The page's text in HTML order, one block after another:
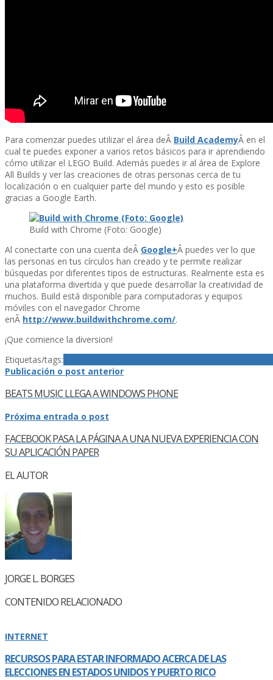
Para comenzar puedes utilizar el área deÂ Build AcademyÂ en el
cual te puedes exponer a varios retos básicos para ir aprendiendo
cómo utilizar el LEGO Build. Además puedes ir al área de Explore
All Builds y ver las creaciones de otras personas cerca de tu
localización o en cualquier parte del mundo y esto es posible
gracias a Google Earth.
Build with Chrome (Foto: Google)
Al conectarte con una cuenta deÂ Google+Â puedes ver lo que
las personas en tus cí­rculos han creado y te permite realizar
búsquedas por diferentes tipos de estructuras. Realmente esta es
una plataforma divertida y que puede desarrollar la creatividad de
muchos. Build está disponible para computadoras y equipos
móviles con el navegador Chrome
enÂ http://www.buildwithchrome.com/.
¡Que comience la diversion!
Etiquetas/tags:
Publicación o post anterior
BEATS MUSIC LLEGA A WINDOWS PHONE
Próxima entrada o post
FACEBOOK PASA LA PÁGINA A UNA NUEVA EXPERIENCIA CON
SU APLICACIÓN PAPER
EL AUTOR
JORGE L. BORGES
CONTENIDO RELACIONADO
INTERNET
RECURSOS PARA ESTAR INFORMADO ACERCA DE LAS
ELECCIONES EN ESTADOS UNIDOS Y PUERTO RICO